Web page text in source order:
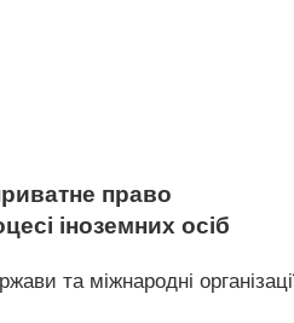
право
іноземних осіб
та міжнародні